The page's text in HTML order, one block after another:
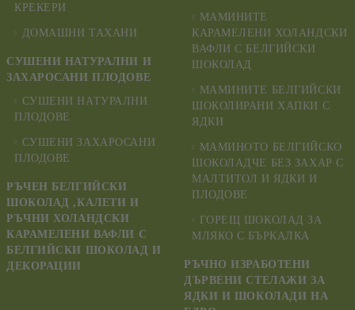
КРЕКЕРИ
ДОМАШНИ ТАХАНИ
СУШЕНИ НАТУРАЛНИ И
ЗАХАРОСАНИ ПЛОДОВЕ
СУШЕНИ НАТУРАЛНИ
ПЛОДОВЕ
СУШЕНИ ЗАХАРОСАНИ
ПЛОДОВЕ
РЪЧЕН БЕЛГИЙСКИ
ШОКОЛАД ,КАЛЕТИ И
РЪЧНИ ХОЛАНДСКИ
КАРАМЕЛЕНИ ВАФЛИ С
БЕЛГИЙСКИ ШОКОЛАД И
ДЕКОРАЦИИ
МАМИНИТЕ
КАРАМЕЛЕНИ ХОЛАНДСКИ
ВАФЛИ С БЕЛГИЙСКИ
ШОКОЛАД
МАМИНИТЕ БЕЛГИЙСКИ
ШОКОЛИРАНИ ХАПКИ С
ЯДКИ
МАМИНОТО БЕЛГИЙСКО
ШОКОЛАДЧЕ БЕЗ ЗАХАР С
МАЛТИТОЛ И ЯДКИ И
ПЛОДОВЕ
ГОРЕЩ ШОКОЛАД ЗА
МЛЯКО С БЪРКАЛКА
РЪЧНО ИЗРАБОТЕНИ
ДЪРВЕНИ СТЕЛАЖИ ЗА
ЯДКИ И ШОКОЛАДИ НА